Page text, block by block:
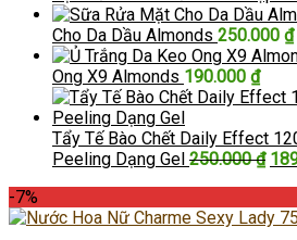
345.000 ₫.là:
305.000 ₫.
Cho Da Dầu Almonds 250.000 ₫
Ong X9 Almonds 190.000 ₫
Tẩy Tế Bào Chết Daily Effect
Peeling Dạng Gel 250.000₫ Giá
-7%